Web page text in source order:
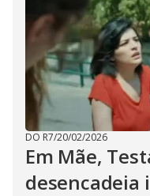
DO R7/20/02/2026
Em Mãe,